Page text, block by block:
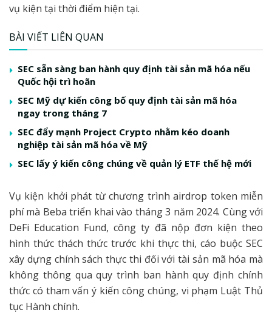
vụ kiện tại thời điểm hiện tại.
BÀI VIẾT LIÊN QUAN
SEC sẵn sàng ban hành quy định tài sản mã hóa nếu
Quốc hội trì hoãn
SEC Mỹ dự kiến công bố quy định tài sản mã hóa
ngay trong tháng 7
SEC đẩy mạnh Project Crypto nhằm kéo doanh
nghiệp tài sản mã hóa về Mỹ
SEC lấy ý kiến công chúng về quản lý ETF thế hệ mới
Vụ kiện khởi phát từ chương trình airdrop token miễn
phí mà Beba triển khai vào tháng 3 năm 2024. Cùng với
DeFi Education Fund, công ty đã nộp đơn kiện theo
hình thức thách thức trước khi thực thi, cáo buộc SEC
xây dựng chính sách thực thi đối với tài sản mã hóa mà
không thông qua quy trình ban hành quy định chính
thức có tham vấn ý kiến công chúng, vi phạm Luật Thủ
tục Hành chính.